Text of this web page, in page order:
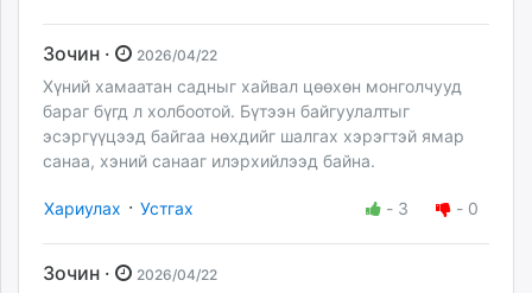
Зочин · 2026/04/22
Хүний хамаатан садныг хайвал цөөхөн монголчууд
бараг бүгд л холбоотой. Бүтээн байгуулалтыг
эсэргүүцээд байгаа нөхдийг шалгах хэрэгтэй ямар
санаа, хэний санааг илэрхийлээд байна.
Хариулах · Устгах - 3 - 0
Зочин · 2026/04/22